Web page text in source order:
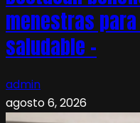
menestras
saludable –
admin
agosto 6, 2026